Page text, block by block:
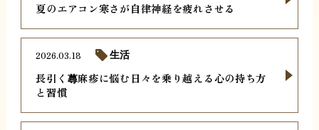
夏のエアコン寒さが自律神経を疲れさせる
長引く蕁麻疹に悩む日々を乗り越える心の持ち方
と習慣
2026.03.18 生活